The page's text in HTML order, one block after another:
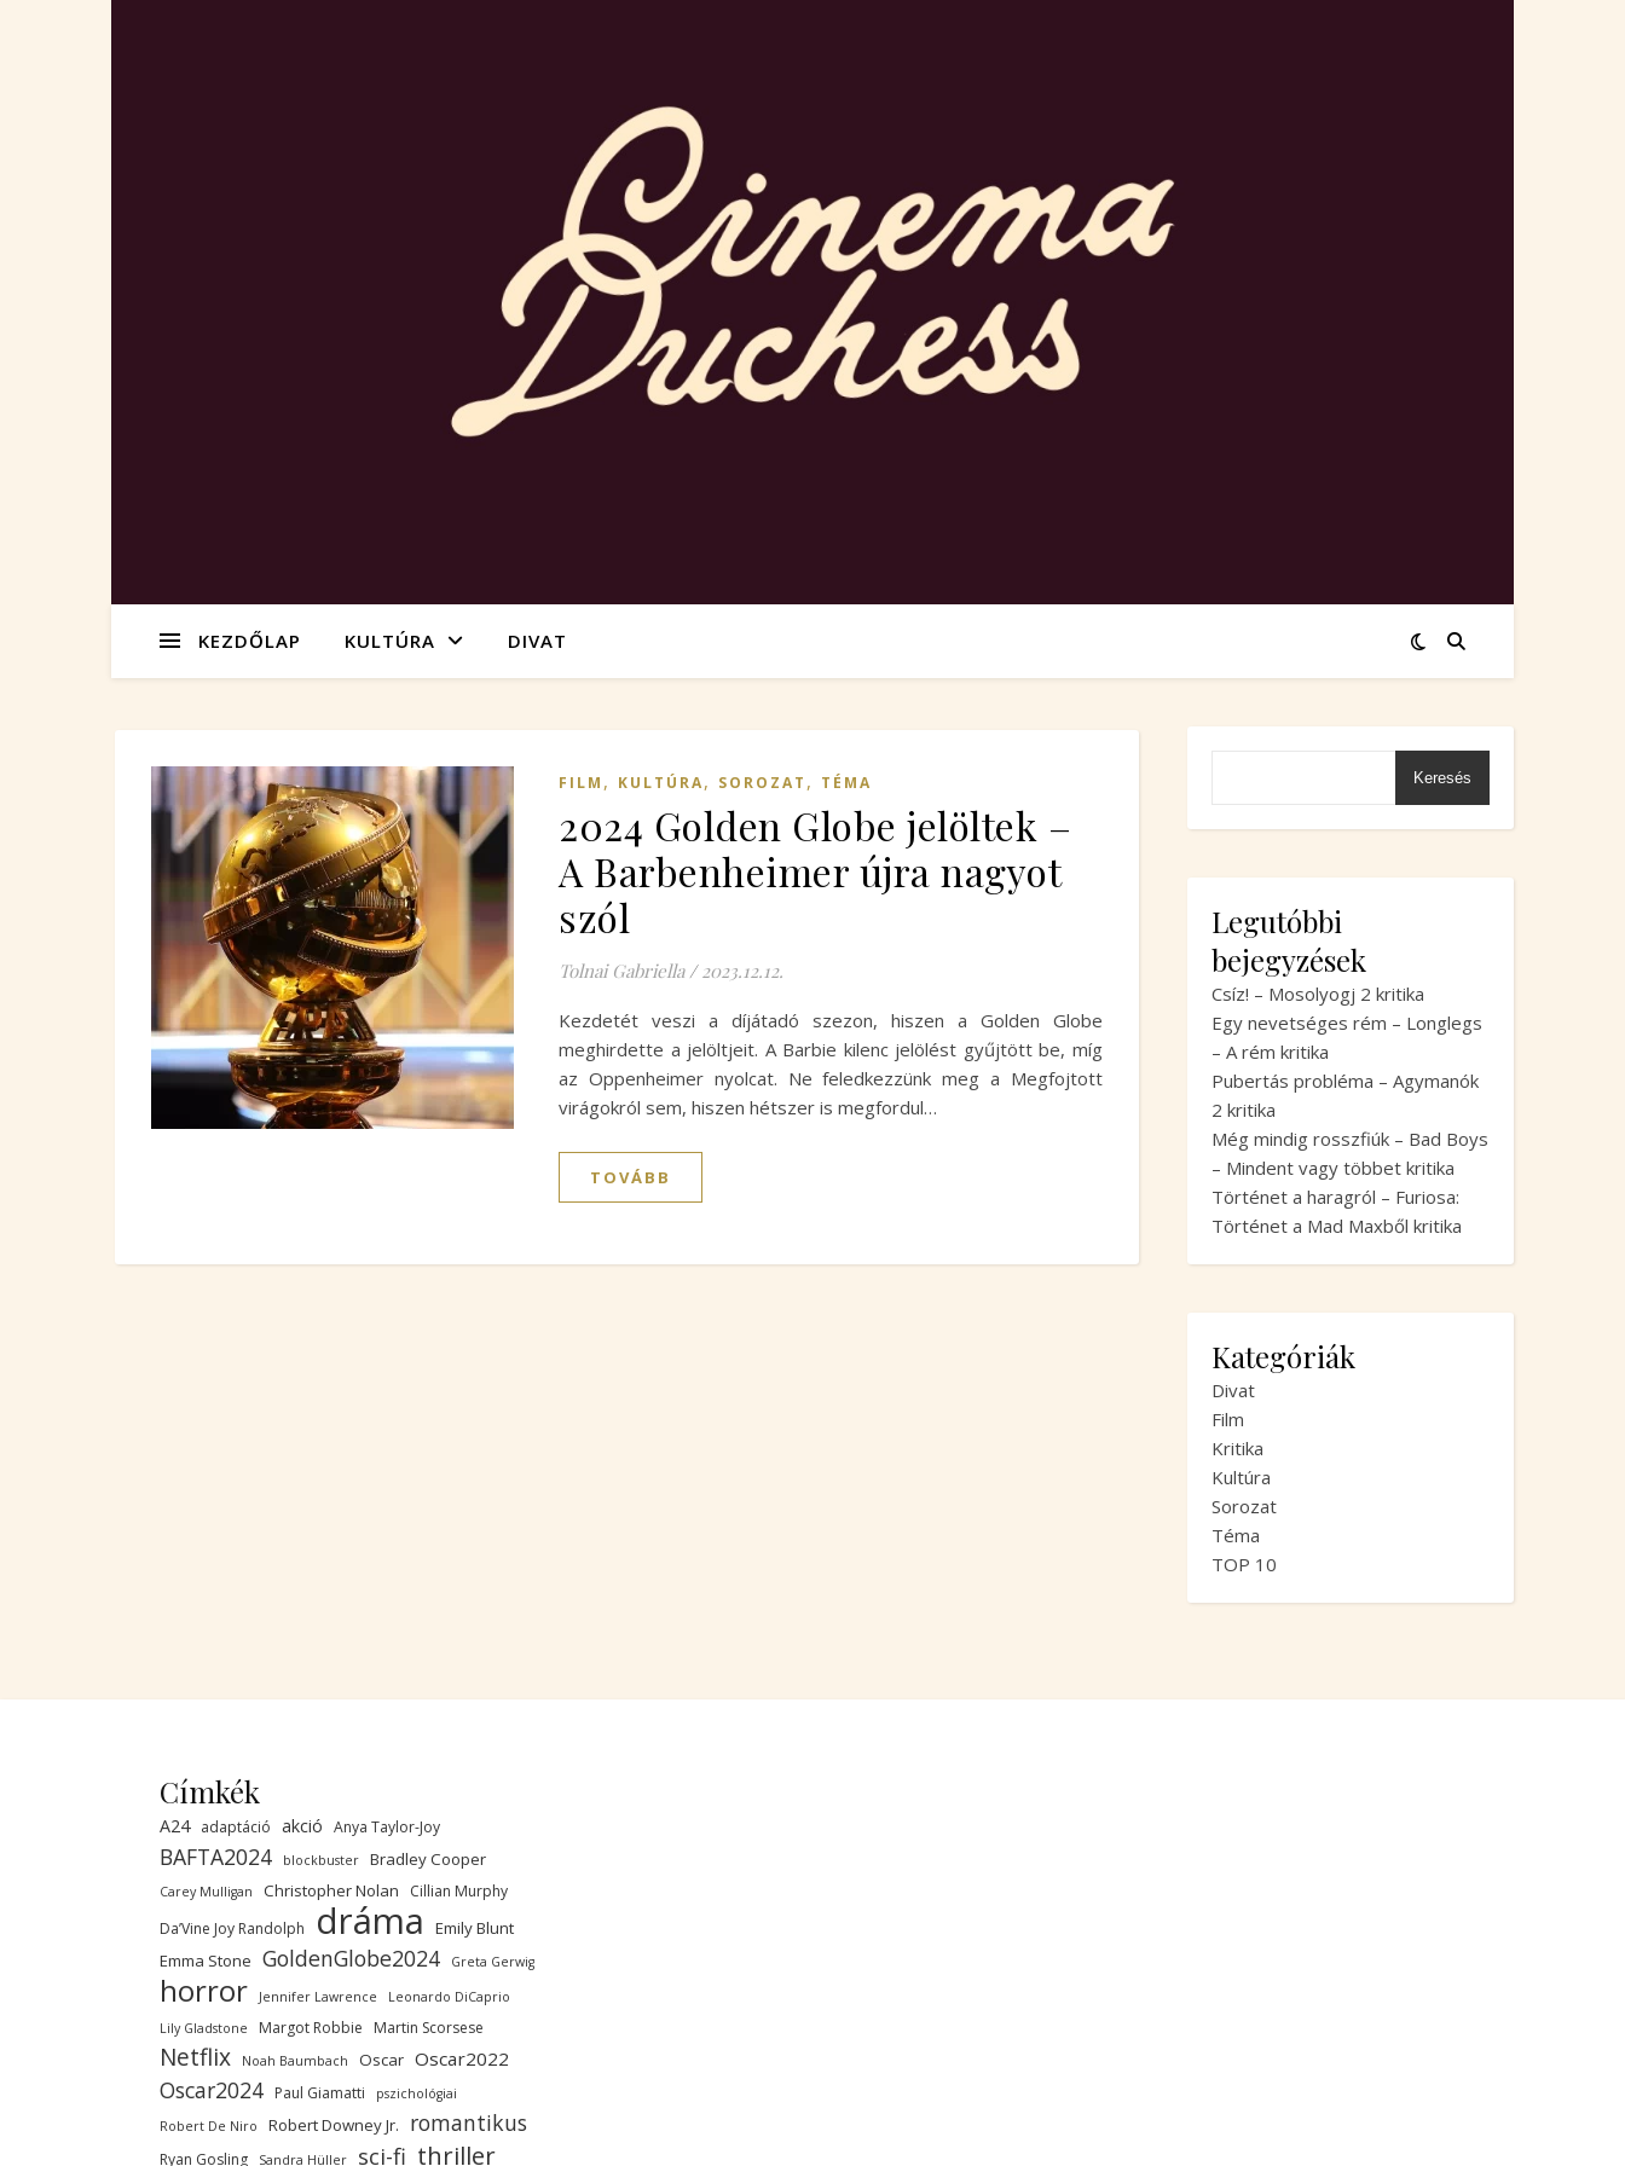
KEZDŐLAP KULTÚRA DIVAT
FILM , KULTÚRA, SOROZAT , TÉMA
2024 Golden Globe jelöltek –
A Barbenheimer újra nagyot
szól
Tolnai Gabriella / 2023.12.12.
Kezdetét veszi a díjátadó szezon, hiszen a Golden Globe
meghirdette a jelöltjeit. A Barbie kilenc jelölést gyűjtött be, míg
az Oppenheimer nyolcat. Ne feledkezzünk meg a Megfojtott
virágokról sem, hiszen hétszer is megfordul…
TOVÁBB
Keresés
Legutóbbi
bejegyzések
Csíz! – Mosolyogj 2 kritika
Egy nevetséges rém – Longlegs
– A rém kritika
Pubertás probléma – Agymanók
2 kritika
Még mindig rosszfiúk – Bad Boys
– Mindent vagy többet kritika
Történet a haragról – Furiosa:
Történet a Mad Maxből kritika
Kategóriák
Divat
Film
Kritika
Kultúra
Sorozat
Téma
TOP 10
Címkék
A24 adaptáció akció Anya Taylor-Joy
BAFTA2024 blockbuster Bradley Cooper
Carey Mulligan Christopher Nolan
Cillian Murphy
Da’Vine Joy Randolph
dráma
Emily Blunt
Emma Stone GoldenGlobe2024 Greta Gerwig
horror Jennifer Lawrence
Leonardo DiCaprio
Lily Gladstone
Margot Robbie Martin Scorsese
Netflix Noah Baumbach Oscar Oscar2022
Oscar2024 Paul Giamatti
pszichológiai
Robert De Niro
Robert Downey Jr. romantikus
Ryan Gosling Sandra Hüller sci-fi thriller